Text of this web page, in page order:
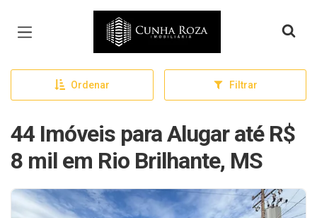
Página inicial
Ordenar Filtrar
44 Imóveis para Alugar até R$
8 mil em Rio Brilhante, MS